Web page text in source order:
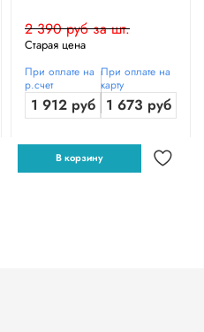
2 390 руб за шт.
Старая цена
При оплате на
р.счет
1 912 руб
При оплате на
карту
1 673 руб
В корзину